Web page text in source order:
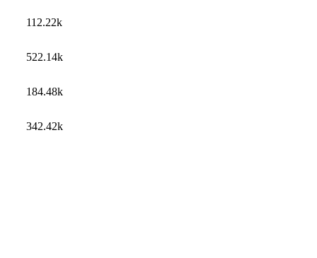
112.22k
522.14k
184.48k
342.42k